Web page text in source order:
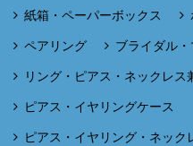
紙箱・ペーパーボックス
ペアリング ブライダル
リング・ピアス・ネックレス
ピアス・イヤリングケース
ピアス・イヤリング・ネック